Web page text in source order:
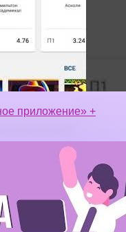
приложение» +